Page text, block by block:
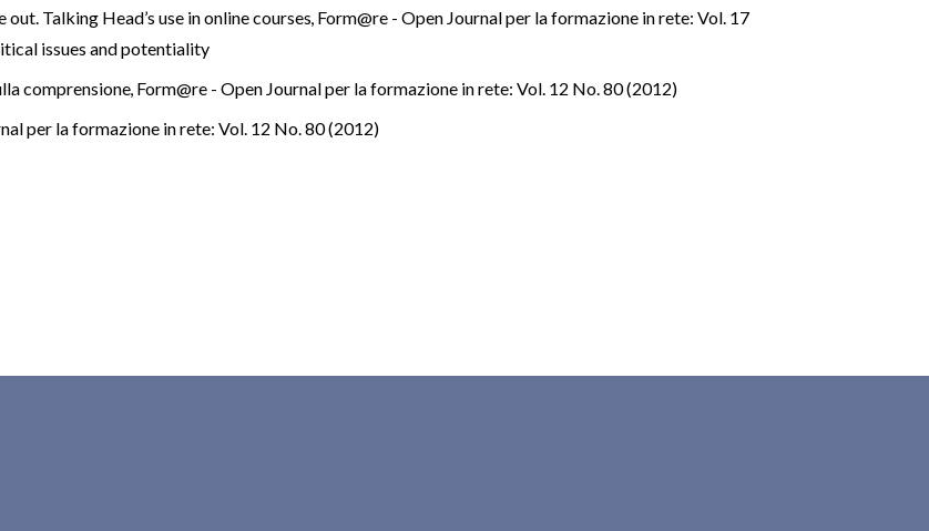
out. Talking Head’s use in online courses, Form@re - Open Journal per la formazione in rete: Vol. 17
issues and potentiality
comprensione, Form@re - Open Journal per la formazione in rete: Vol. 12 No. 80 (2012)
per la formazione in rete: Vol. 12 No. 80 (2012)